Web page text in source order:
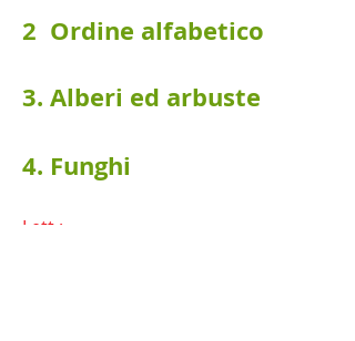
2 Ordine alfabetico
3. Alberi ed arbuste
4. Funghi
Lett.: